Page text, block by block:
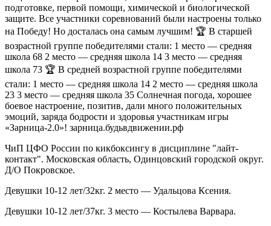
подготовке, первой помощи, химической и биологической
защите. Все участники соревнований были настроены только
на Победу! Но досталась она самым лучшим! 🏆 В старшей
возрастной группе победителями стали: 1 место — средняя
школа 68 2 место — средняя школа 14 3 место — средняя
школа 73 🏆 В средней возрастной группе победителями
стали: 1 место — средняя школа 14 2 место — средняя школа
23 3 место — средняя школа 35 Солнечная погода, хорошее
боевое настроение, позитив, дали много положительных
эмоций, заряда бодрости и здоровья участникам игры
«Зарница-2.0»! зарница.будьвдвижении.рф
ЧиП ЦФО России по кикбоксингу в дисциплине "лайт-
контакт". Московская область, Одинцовский городской округ.
Д/О Покровское.
Девушки 10-12 лет/32кг. 2 место — Удальцова Ксения.
Девушки 10-12 лет/37кг. 3 место — Костылева Варвара.